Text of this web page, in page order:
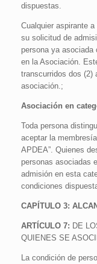
dispuestas.
Cualquier aspirante
su solicitud de
persona ya asociada
en la Asociación.
transcurridos dos (2)
asociación.;
Asociación en
Toda persona
aceptar la
APDEA”. Quienes
personas asociadas
admisión en esta
condiciones
CAPÍTULO 3:
ARTÍCULO 7: DE
QUIENES SE
La condición de